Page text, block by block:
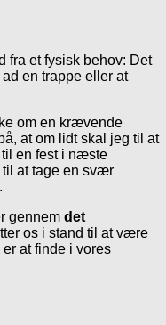
fra et fysisk behov: Det
en trappe eller at
om en krævende
at om lidt skal jeg til at
til en fest i næste
at tage en svær
gennem det
os i stand til at være
at finde i vores